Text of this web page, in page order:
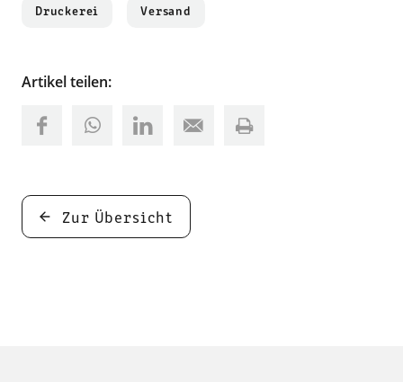
Druckerei Versand
Artikel teilen:
Zur Übersicht